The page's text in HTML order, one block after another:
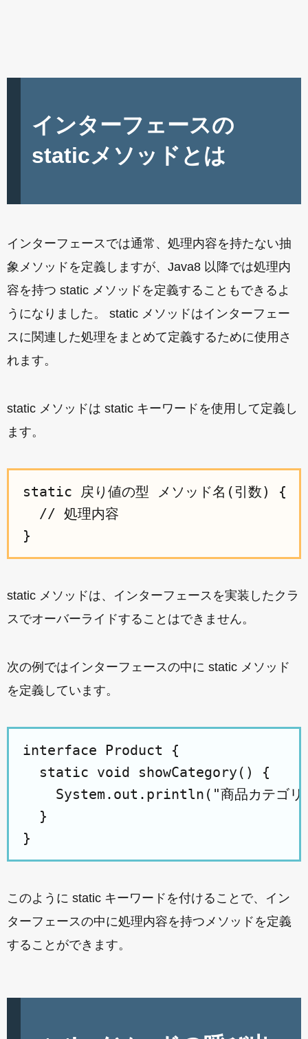
インターフェースの
staticメソッドとは
インターフェースでは通常、処理内容を持たない抽
象メソッドを定義しますが、Java8 以降では処理内
容を持つ static メソッドを定義することもできるよ
うになりました。 static メソッドはインターフェー
スに関連した処理をまとめて定義するために使用さ
れます。
static メソッドは static キーワードを使用して定義し
ます。
static 戻り値の型 メソッド名(引数) {
  // 処理内容
static メソッドは、インターフェースを実装したクラ
スでオーバーライドすることはできません。
次の例ではインターフェースの中に static メソッド
を定義しています。
interface Product {
  static void showCategory() {
System.out.println("商品カテゴリ
  }
このように static キーワードを付けることで、イン
ターフェースの中に処理内容を持つメソッドを定義
することができます。